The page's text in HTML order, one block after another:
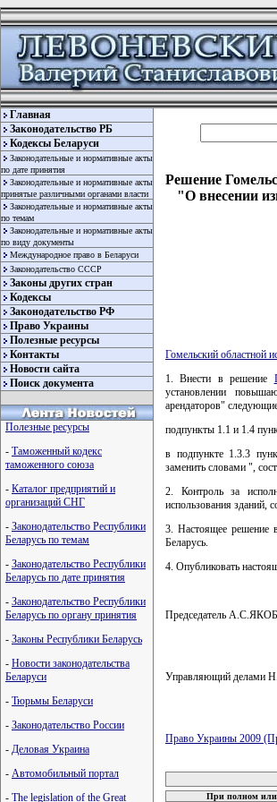
Главная
Законодательство РБ
Кодексы Беларуси
Законодательные и нормативные акты
по дате принятия
Законодательные и нормативные акты
принятые различными органами власти
Законодательные и нормативные акты
по темам
Законодательные и нормативные акты
по виду документы
Международное право в Беларуси
Законодательство СССР
Законы других стран
Кодексы
Законодательство РФ
Право Украины
Полезные ресурсы
Контакты
Новости сайта
Поиск документа
Полезные ресурсы
- Таможенный кодекс
таможенного союза
- Каталог предприятий и
организаций СНГ
- Законодательство Республики
Беларусь по темам
- Законодательство Республики
Беларусь по дате принятия
- Законодательство Республики
Беларусь по органу принятия
- Законы Республики Беларусь
- Новости законодательства
Беларуси
- Тюрьмы Беларуси
- Законодательство России
- Деловая Украина
- Автомобильный портал
- The legislation of the Great
Решение
"О внесении
Гомельский областной
1. Внести в решение
установлении
арендаторов"
подпункты 1.1 и 1.4
в подпункте 1.3.3
заменить словами ",
2. Контроль за
использования зданий,
3. Настоящее решение
Беларусь.
4. Опубликовать
Председатель
Управляющий
Право Украины 2009
При полном или